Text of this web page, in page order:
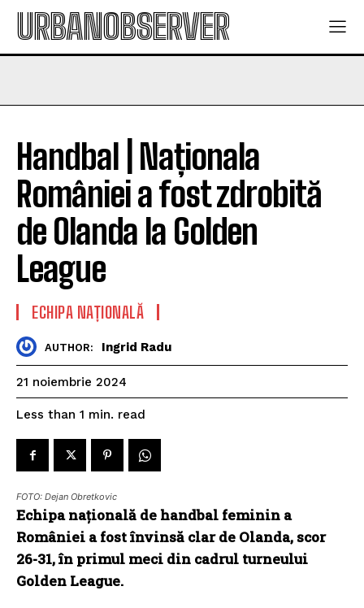
URBANOBSERVER
Handbal | Naționala
României a fost zdrobită
de Olanda la Golden
League
ECHIPA NAȚIONALĂ
AUTHOR: Ingrid Radu
21 noiembrie 2024
Less than 1 min. read
FOTO: Dejan Obretkovic
Echipa națională de handbal feminin a
României a fost învinsă clar de Olanda, scor
26-31, în primul meci din cadrul turneului
Golden League.